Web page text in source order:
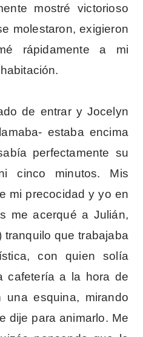
mostré victorioso
molestaron, exigieron
rápidamente a mi
de entrar y Jocelyn
estaba encima
perfectamente su
cinco minutos. Mis
mi precocidad y yo en
me acerqué a Julián,
tranquilo que trabajaba
con quien solía
cafetería a la hora de
una esquina, mirando
dije para animarlo. Me